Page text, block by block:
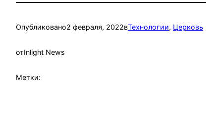
Опубликовано2 февраля, 2022вТехнологии, Церковь
отInlight News
Метки: